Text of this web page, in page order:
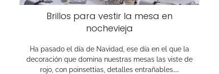
Brillos para vestir la mesa en
nochevieja
Ha pasado el día de Navidad, ese día en el que la
decoración que domina nuestras mesas las viste de
rojo, con poinsettias, detalles entrañables……